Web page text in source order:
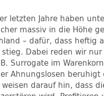
letzten Jahre haben
massiv in die Höhe
– dafür, dass heftig
Dabei reden wir
Surrogate im
Ahnungslosen
darauf hin, dass